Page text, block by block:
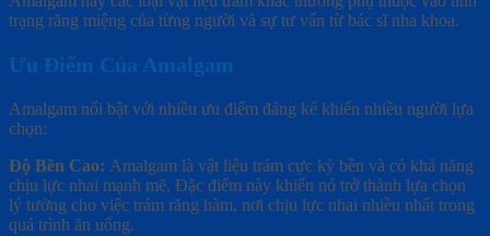
trạng răng miệng của từng người và sự tư vấn từ bác sĩ nha khoa.
Ưu Điểm Của Amalgam
Amalgam nổi bật với nhiều ưu điểm đáng kể khiến nhiều người lựa
chọn:
Độ Bền Cao: Amalgam là vật liệu trám cực kỳ bền và có khả năng
chịu lực nhai mạnh mẽ. Đặc điểm này khiến nó trở thành lựa chọn
lý tưởng cho việc trám răng hàm, nơi chịu lực nhai nhiều nhất trong
quá trình ăn uống.